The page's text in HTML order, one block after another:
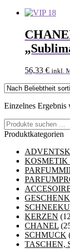
56,33 € inkl.
Einzelnes Ergebnis
Suchen
nach:
Produktkategorien
KOSMETIK
KERZEN
CHANEL
SCHMUCK
TASCHEN,